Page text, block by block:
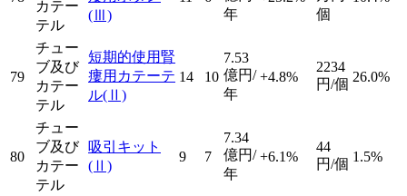
カテー
テル
(Ⅲ)
年
個
79
チュー
ブ及び
カテー
テル
短期的使用腎
瘻用カテーテ
ル(Ⅱ)
14 10
7.53
億円/
年
+4.8%
2234
円/個 26.0%
80
チュー
ブ及び
カテー
テル
吸引キット
(Ⅱ)
9 7
7.34
億円/
年
+6.1%
44
円/個 1.5%